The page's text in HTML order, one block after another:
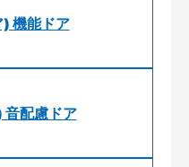
機能ドア
配慮ドア